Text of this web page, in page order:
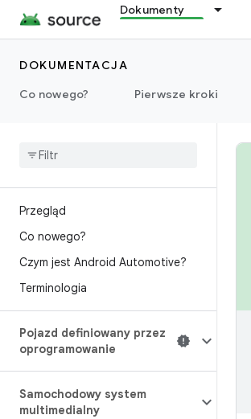
Dokumenty
DOKUMENTACJA
Co nowego?
Pierwsze kroki
Przegląd
Co nowego?
Czym jest Android Automotive?
Terminologia
Pojazd definiowany przez
oprogramowanie
Samochodowy system
multimedialny